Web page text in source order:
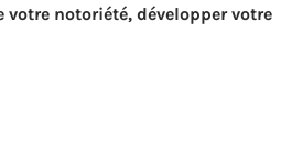
notoriété, développer votre